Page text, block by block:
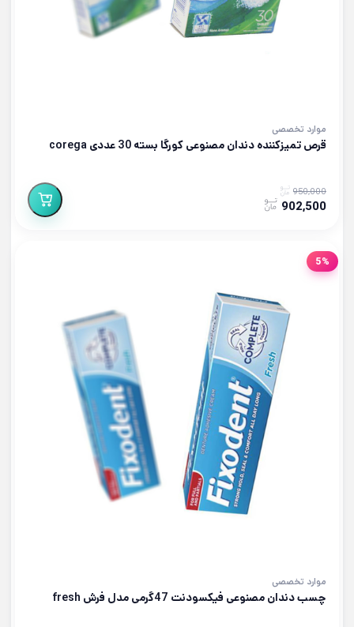
موارد تخصصی
قرص تمیزکننده دندان مصنوعی کورگا بسته 30 عددی corega
950,000
902,500
5%
موارد تخصصی
چسب دندان مصنوعی فیکسودنت 47گرمی مدل فرش fresh